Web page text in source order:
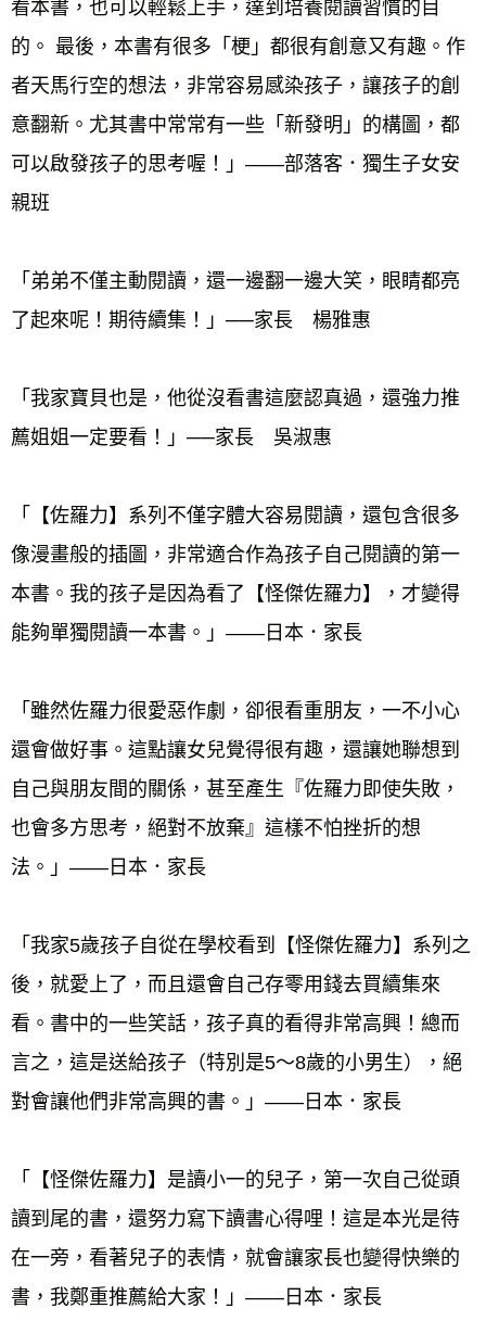
看本書，也可以輕鬆上手，達到培養閱讀習慣的目
的。 最後，本書有很多「梗」都很有創意又有趣。作
者天馬行空的想法，非常容易感染孩子，讓孩子的創
意翻新。尤其書中常常有一些「新發明」的構圖，都
可以啟發孩子的思考喔！」——部落客．獨生子女安
「弟弟不僅主動閱讀，還一邊翻一邊大笑，眼睛都亮
「我家寶貝也是，他從沒看書這麼認真過，還強力推
「【佐羅力】系列不僅字體大容易閱讀，還包含很多
像漫畫般的插圖，非常適合作為孩子自己閱讀的第一
本書。我的孩子是因為看了【怪傑佐羅力】，才變得
「雖然佐羅力很愛惡作劇，卻很看重朋友，一不小心
還會做好事。這點讓女兒覺得很有趣，還讓她聯想到
自己與朋友間的關係，甚至產生『佐羅力即使失敗，
也會多方思考，絕對不放棄』這樣不怕挫折的想
「我家5歲孩子自從在學校看到【怪傑佐羅力】系列之
後，就愛上了，而且還會自己存零用錢去買續集來
看。書中的一些笑話，孩子真的看得非常高興！總而
言之，這是送給孩子（特別是5〜8歲的小男生），絕
「【怪傑佐羅力】是讀小一的兒子，第一次自己從頭
讀到尾的書，還努力寫下讀書心得哩！這是本光是待
在一旁，看著兒子的表情，就會讓家長也變得快樂的